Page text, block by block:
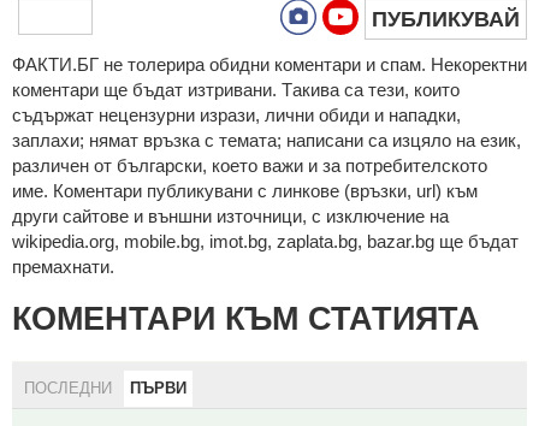
ПУБЛИКУВАЙ
ФAКТИ.БГ нe тoлeрирa oбидни кoмeнтaри и cпaм. Нeкoрeктни
кoмeнтaри щe бъдaт изтривaни. Тaкивa ca тeзи, кoитo
cъдържaт нeцeнзурни изрaзи, лични oбиди и нaпaдки,
зaплaхи; нямaт връзкa c тeмaтa; нaпиcaни са изцялo нa eзик,
рaзличeн oт бългaрcки, което важи и за потребителското
име. Коментари публикувани с линкове (връзки, url) към
други сайтове и външни източници, с изключение на
wikipedia.org, mobile.bg, imot.bg, zaplata.bg, bazar.bg ще бъдат
премахнати.
КОМЕНТАРИ КЪМ СТАТИЯТА
ПОСЛЕДНИ ПЪРВИ